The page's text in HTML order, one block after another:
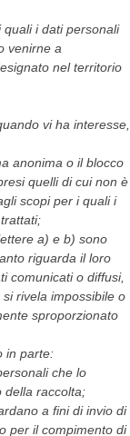
i dati personali
venirne a
nel territorio
vi ha interesse,
anonima o il blocco
quelli di cui non è
scopi per i quali i
a) e b) sono
riguarda il loro
comunicati o diffusi,
rivela impossibile o
sproporzionato
in parte:
che lo
della raccolta;
a fini di invio di
per il compimento di